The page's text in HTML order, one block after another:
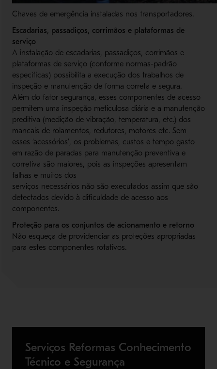
Chaves de emergência instaladas nos transportadores.
Escadarias, passadiços, corrimãos e plataformas de
serviço
A instalação de escadarias, passadiços, corrimãos e
plataformas de serviço (conforme normas-padrão
específicas) possibilita a execução dos trabalhos de
inspeção e manutenção de forma correta e segura.
Além do fator segurança, esses componentes de acesso
permitem uma inspeção meticulosa diária e a manutenção
preditiva (medição de vibração, temperatura, etc.) dos
mancais de rolamentos, redutores, motores etc. Sem
esses ‘acessórios’, os problemas, custos e tempo gasto
em razão de paradas para manutenção preventiva e
corretiva são maiores, pois as inspeções apresentam
falhas e muitos dos
serviços necessários não são executados assim que são
detectados devido à dificuldade de acesso aos
componentes.
Proteção para os conjuntos de acionamento e retorno
Não esqueça de providenciar as proteções apropriadas
para estes componentes rotativos.
Serviços Reformas Conhecimento
Técnico e Segurança